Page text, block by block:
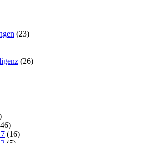
(23)
(26)
(16)